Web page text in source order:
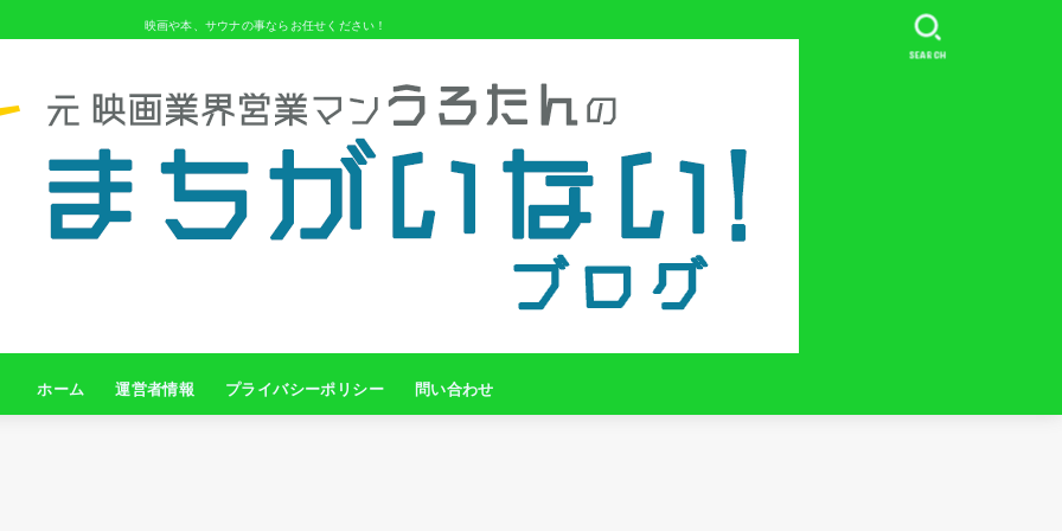
映画や本、サウナの事ならお任せください！
ホーム 運営者情報 プライバシーポリシー 問い合わせ
SEARCH